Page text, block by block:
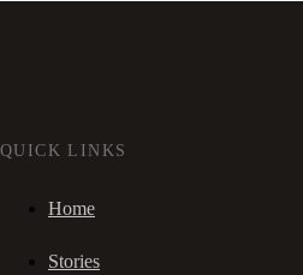
QUICK LINKS
Home
Stories